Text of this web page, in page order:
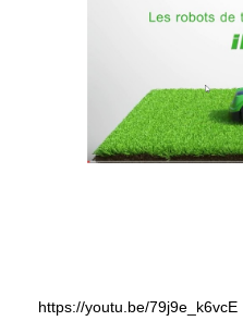
https://youtu.be/79j9e_k6vcE